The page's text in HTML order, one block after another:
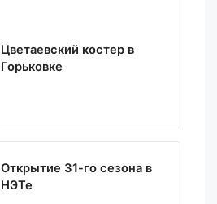
Цветаевский костер в
Горьковке
Открытие 31-го сезона в
НЭТе